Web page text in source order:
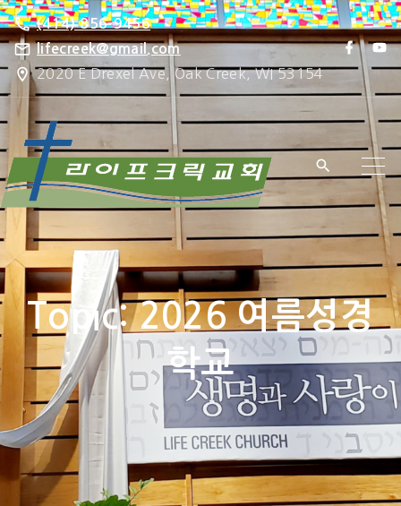
S
k
i
p
t
o
c
o
n
t
e
(414) 856-9456
lifecreek@gmail.com
2020 E Drexel Ave, Oak Creek, WI 53154
f
a
c
e
b
k
y
u
b
Topic:2026 여름성경
학교